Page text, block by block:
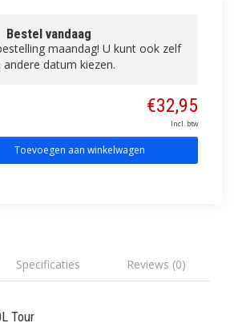
Bestel vandaag
maandag! U kunt ook zelf
andere datum kiezen.
€32,95
Incl. btw
Toevoegen aan winkelwagen
Specificaties Reviews (0)
Tour